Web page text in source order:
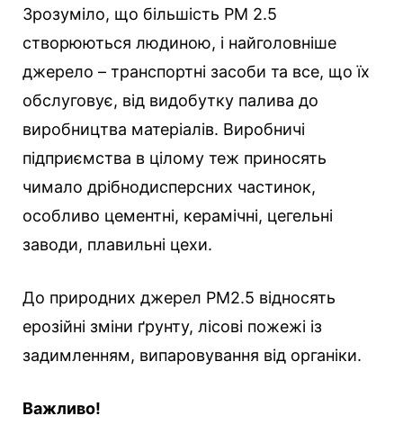
Зрозуміло, що більшість РМ 2.5
створюються людиною, і найголовніше
джерело – транспортні засоби та все, що їх
обслуговує, від видобутку палива до
виробництва матеріалів. Виробничі
підприємства в цілому теж приносять
чимало дрібнодисперсних частинок,
особливо цементні, керамічні, цегельні
заводи, плавильні цехи.
До природних джерел РМ2.5 відносять
ерозійні зміни ґрунту, лісові пожежі із
задимленням, випаровування від органіки.
Важливо!